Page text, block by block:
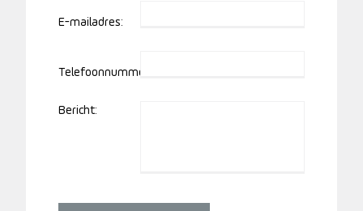
E-mailadres:
Telefoonnummer:
Bericht: